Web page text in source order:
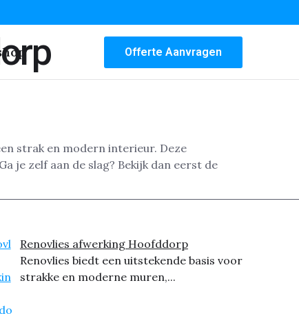
Offerte Aanvragen
strak en modern interieur. Deze
je zelf aan de slag? Bekijk dan eerst de
Renovlies afwerking Hoofddorp
Renovlies biedt een uitstekende basis voor
strakke en moderne muren,...